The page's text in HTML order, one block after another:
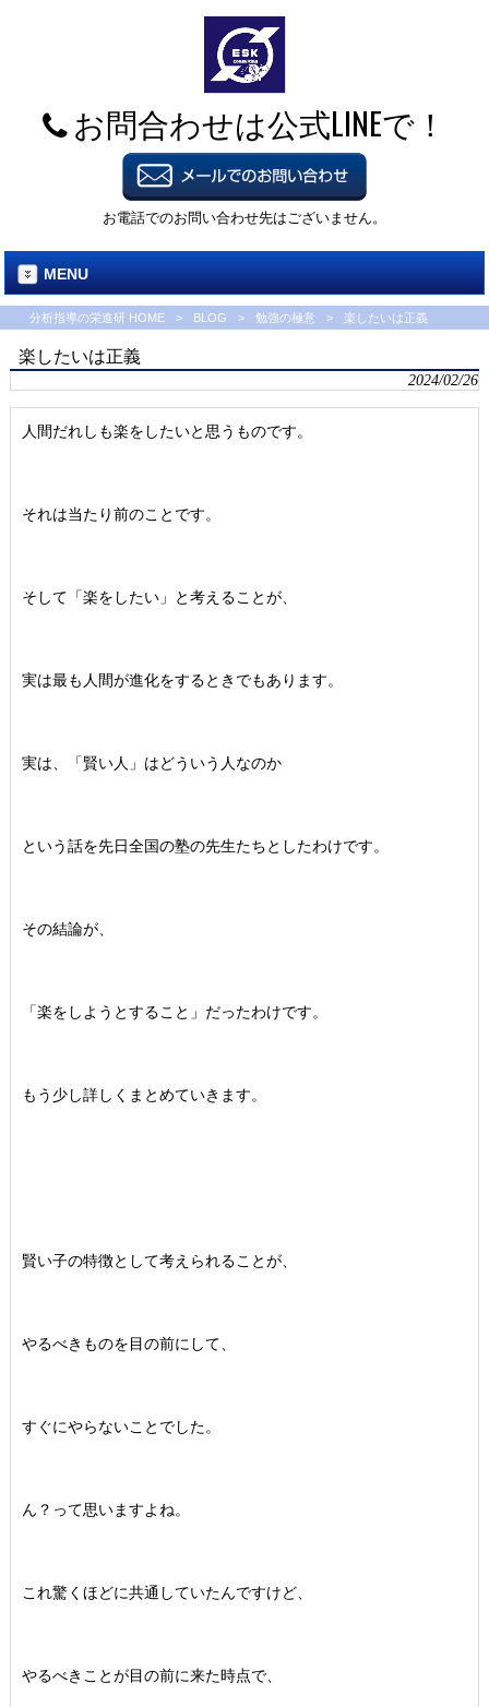
お問合わせは公式LINEで！
お電話でのお問い合わせ先はございません。
MENU
分析指導の栄進研 HOME > BLOG > 勉強の極意 > 楽したいは正義
楽したいは正義
2024/02/26
人間だれしも楽をしたいと思うものです。
それは当たり前のことです。
そして「楽をしたい」と考えることが、
実は最も人間が進化をするときでもあります。
実は、「賢い人」はどういう人なのか
という話を先日全国の塾の先生たちとしたわけです。
その結論が、
「楽をしようとすること」だったわけです。
もう少し詳しくまとめていきます。
賢い子の特徴として考えられることが、
やるべきものを目の前にして、
すぐにやらないことでした。
ん？って思いますよね。
これ驚くほどに共通していたんですけど、
やるべきことが目の前に来た時点で、